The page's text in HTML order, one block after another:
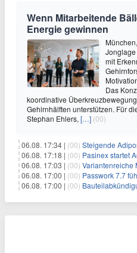
Wenn Mitarbeitende
Energie gewinnen
mit
Das
koordinative
Gehirnhälften unterstützen. Für
Stephan Ehlers, […] (00)
06.08. 17:34 | (00) Steigende Adipositasrate zeigt
06.08. 17:18 | (00) Pasinex startet Ausschreibung für
06.08. 17:03 | (00) Variantenreiche
06.08. 17:00 | (00) Passwork 7.7 führt
06.08. 17:00 | (00) Bauteilabkündigungen: